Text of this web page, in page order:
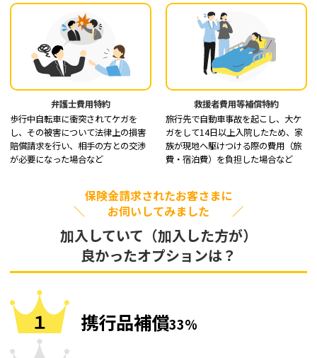
弁護士費用特約
歩行中自転車に衝突されてケガを
し、その被害について法律上の損害
賠償請求を行い、相手の方との交渉
が必要になった場合など
救援者費用等補償特約
旅行先で自動車事故を起こし、大ケ
ガをして14日以上入院したため、家
族が現地へ駆けつける際の費用（旅
費・宿泊費）を負担した場合など
保険金請求されたお客さまに
＼ お伺いしてみました ／
加入していて（加入した方が）
良かったオプションは？
携行品補償33%